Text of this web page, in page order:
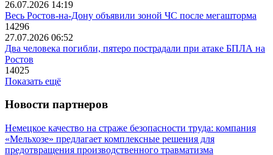
26.07.2026 14:19
Весь Ростов-на-Дону объявили зоной ЧС после мегашторма
14296
27.07.2026 06:52
Два человека погибли, пятеро пострадали при атаке БПЛА на
Ростов
14025
Показать ещё
Новости партнеров
Немецкое качество на страже безопасности труда: компания
«Мельхозе» предлагает комплексные решения для
предотвращения производственного травматизма